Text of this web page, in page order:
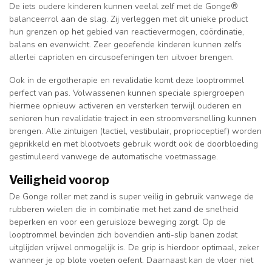
De iets oudere kinderen kunnen veelal zelf met de Gonge®
balanceerrol aan de slag. Zij verleggen met dit unieke product
hun grenzen op het gebied van reactievermogen, coördinatie,
balans en evenwicht. Zeer geoefende kinderen kunnen zelfs
allerlei capriolen en circusoefeningen ten uitvoer brengen.
Ook in de ergotherapie en revalidatie komt deze looptrommel
perfect van pas. Volwassenen kunnen speciale spiergroepen
hiermee opnieuw activeren en versterken terwijl ouderen en
senioren hun revalidatie traject in een stroomversnelling kunnen
brengen. Alle zintuigen (tactiel, vestibulair, proprioceptief) worden
geprikkeld en met blootvoets gebruik wordt ook de doorbloeding
gestimuleerd vanwege de automatische voetmassage.
Veiligheid voorop
De Gonge roller met zand is super veilig in gebruik vanwege de
rubberen wielen die in combinatie met het zand de snelheid
beperken en voor een geruisloze beweging zorgt. Op de
looptrommel bevinden zich bovendien anti-slip banen zodat
uitglijden vrijwel onmogelijk is. De grip is hierdoor optimaal, zeker
wanneer je op blote voeten oefent. Daarnaast kan de vloer niet